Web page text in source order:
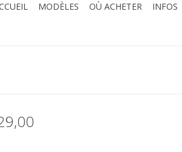
MODÈLES OÙ ACHETER INFOS